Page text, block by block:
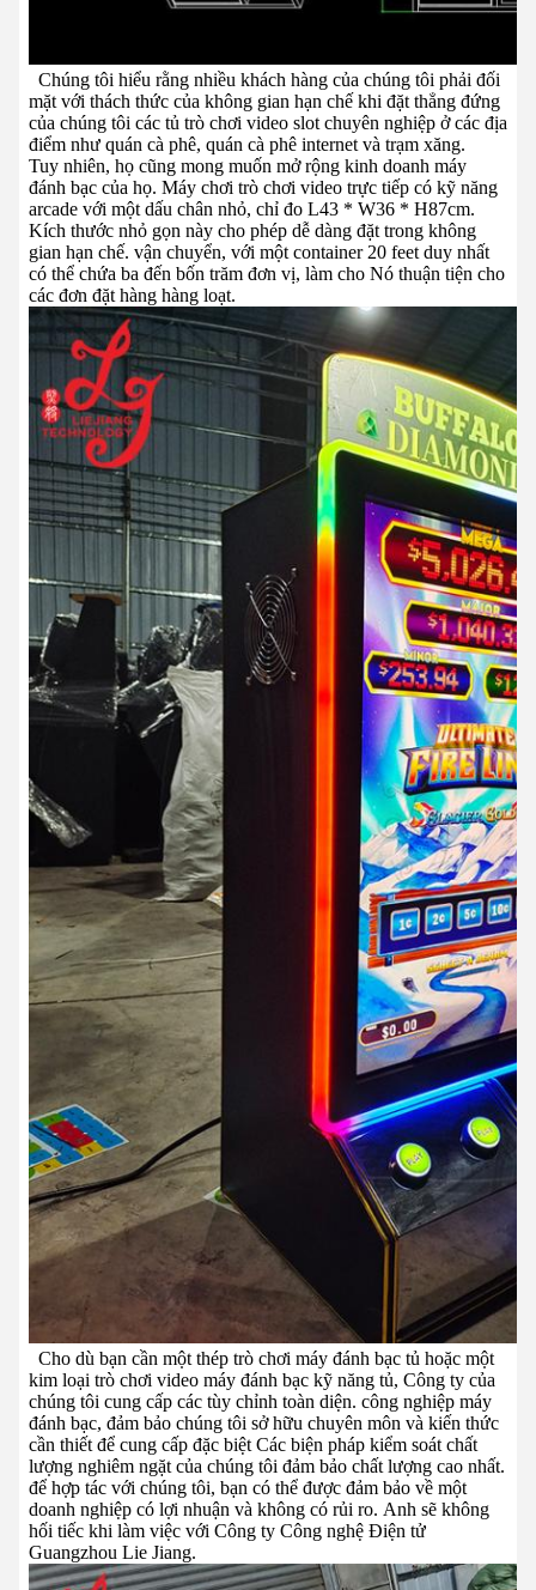
Chúng tôi hiểu rằng nhiều khách hàng của chúng tôi phải đối
mặt với thách thức của không gian hạn chế khi đặt thẳng đứng
của chúng tôi các tủ trò chơi video slot chuyên nghiệp ở các địa
điểm như quán cà phê, quán cà phê internet và trạm xăng.
Tuy nhiên, họ cũng mong muốn mở rộng kinh doanh máy
đánh bạc của họ. Máy chơi trò chơi video trực tiếp có kỹ năng
arcade với một dấu chân nhỏ, chỉ đo L43 * W36 * H87cm.
Kích thước nhỏ gọn này cho phép dễ dàng đặt trong không
gian hạn chế. vận chuyển, với một container 20 feet duy nhất
có thể chứa ba đến bốn trăm đơn vị, làm cho Nó thuận tiện cho
các đơn đặt hàng hàng loạt.
Cho dù bạn cần một thép trò chơi máy đánh bạc tủ hoặc một
kim loại trò chơi video máy đánh bạc kỹ năng tủ, Công ty của
chúng tôi cung cấp các tùy chỉnh toàn diện. công nghiệp máy
đánh bạc, đảm bảo chúng tôi sở hữu chuyên môn và kiến thức
cần thiết để cung cấp đặc biệt Các biện pháp kiểm soát chất
lượng nghiêm ngặt của chúng tôi đảm bảo chất lượng cao nhất.
để hợp tác với chúng tôi, bạn có thể được đảm bảo về một
doanh nghiệp có lợi nhuận và không có rủi ro. Anh sẽ không
hối tiếc khi làm việc với Công ty Công nghệ Điện tử
Guangzhou Lie Jiang.